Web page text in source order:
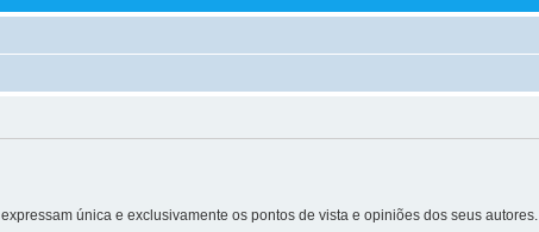
expressam única e exclusivamente os pontos de vista e opiniões dos seus autores.